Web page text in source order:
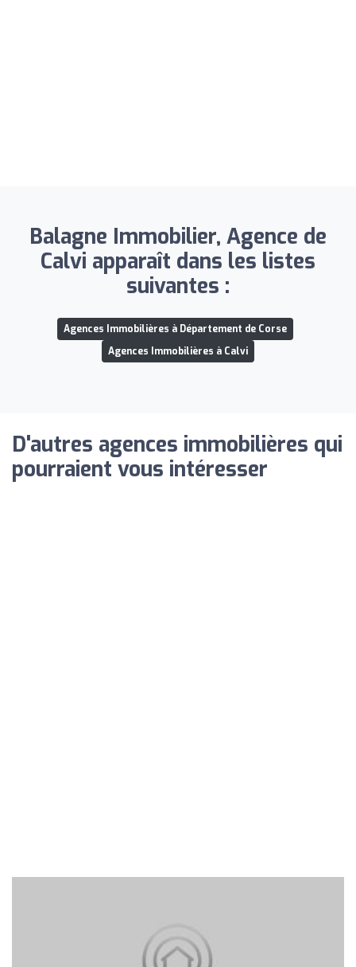
Balagne Immobilier, Agence de
Calvi apparaît dans les listes
suivantes :
Agences Immobilières à Département de Corse
Agences Immobilières à Calvi
D'autres agences immobilières qui
pourraient vous intéresser